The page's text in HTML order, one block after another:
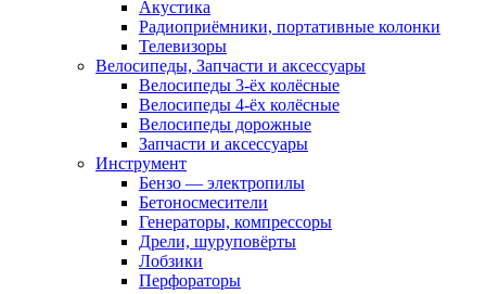
Акустика
Радиоприёмники, портативные колонки
Телевизоры
Велосипеды, Запчасти и аксессуары
Велосипеды 3-ёх колёсные
Велосипеды 4-ёх колёсные
Велосипеды дорожные
Запчасти и аксессуары
Инструмент
Бензо — электропилы
Бетоносмесители
Генераторы, компрессоры
Дрели, шуруповёрты
Лобзики
Перфораторы